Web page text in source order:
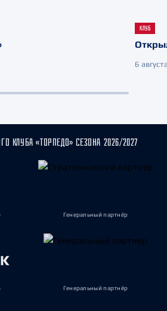
КЛУБ
6
КЛУБА «ТОРПЕДО» СЕЗОНА 2026/2027
Генеральный партнёр
Генеральный партнёр